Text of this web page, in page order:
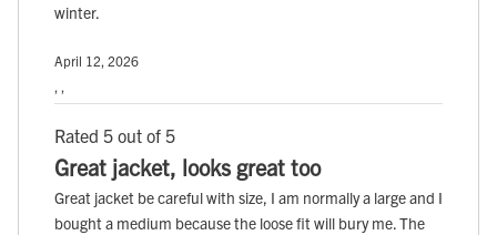
winter.
April 12, 2026
Rated 5 out of 5
Great jacket, looks great too
Great jacket be careful with size, I am normally a large and I
bought a medium because the loose fit will bury me. The